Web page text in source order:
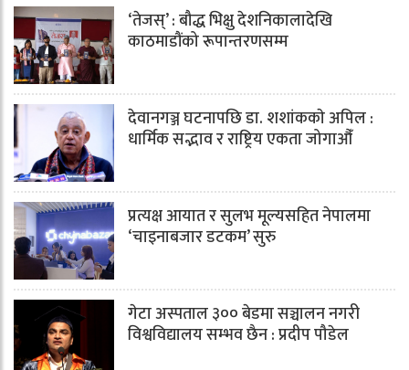
‘तेजस्’ : बौद्ध भिक्षु देशनिकालादेखि
काठमाडौंको रूपान्तरणसम्म
देवानगञ्ज घटनापछि डा. शशांककाे अपिल :
धार्मिक सद्भाव र राष्ट्रिय एकता जोगाऔँ
प्रत्यक्ष आयात र सुलभ मूल्यसहित नेपालमा
‘चाइनाबजार डटकम’ सुरु
गेटा अस्पताल ३०० बेडमा सञ्चालन नगरी
विश्वविद्यालय सम्भव छैन : प्रदीप पौडेल